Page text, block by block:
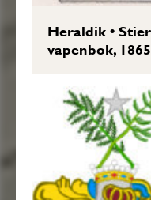
Heraldik•
vapenbok,